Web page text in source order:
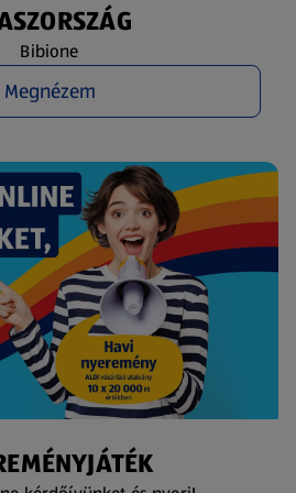
Bibione
Megnézem